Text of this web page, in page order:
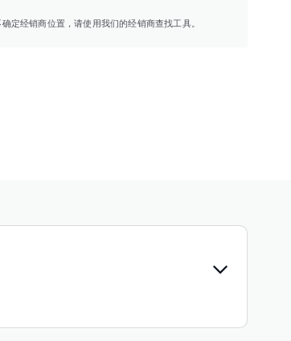
定经销商位置，请使用我们的经销商查找工具。